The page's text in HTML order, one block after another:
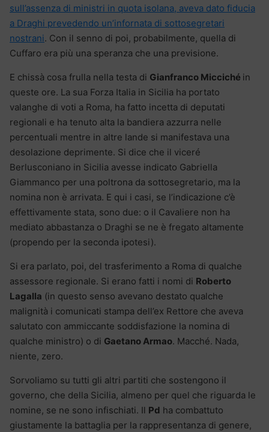
sull’assenza di ministri in quota isolana, aveva dato fiducia
a Draghi prevedendo un’infornata di sottosegretari
nostrani. Con il senno di poi, probabilmente, quella di
Cuffaro era più una speranza che una previsione.
E chissà cosa frulla nella testa di Gianfranco Micciché in
queste ore. La sua Forza Italia in Sicilia ha portato
valanghe di voti a Roma, ha fatto incetta di deputati
regionali e ha tenuto alta la bandiera azzurra nelle
percentuali mentre in altre lande si manifestava una
desolazione deprimente. Si dice che il viceré
Berlusconiano in Sicilia avesse indicato Gabriella
Giammanco per una poltrona da sottosegretario, ma la
nomina non è arrivata. E qui i casi, se l’indicazione c’è
effettivamente stata, sono due: o il Cavaliere non ha
mediato abbastanza o Draghi se ne è fregato altamente
(propendo per la seconda ipotesi).
Si era parlato, poi, del trasferimento a Roma di qualche
assessore regionale. Si erano fatti i nomi di Roberto
Lagalla (in questo senso avevano destato qualche
malignità i comunicati stampa dell’ex Rettore che aveva
salutato con ammiccante soddisfazione la nomina di
qualche ministro) o di Gaetano Armao. Macché. Nada,
niente, zero.
Sorvoliamo su tutti gli altri partiti che sostengono il
governo, che della Sicilia, almeno per quel che riguarda le
nomine, se ne sono infischiati. Il Pd ha combattuto
giustamente la battaglia per la rappresentanza di genere,